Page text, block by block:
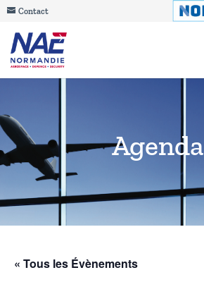
Contact
Agenda
« Tous les Évènements